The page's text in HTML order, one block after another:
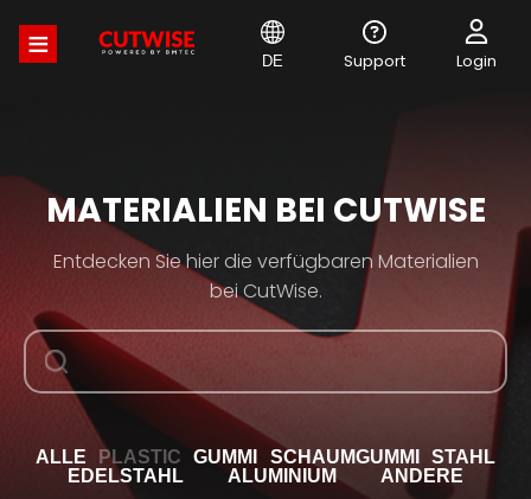
zum
Inhalt
DE Support Login
MATERIALIEN BEI CUTWISE
Entdecken Sie hier die verfügbaren Materialien
bei CutWise.
ALLE PLASTIC GUMMI SCHAUMGUMMI
STAHL
EDELSTAHL
ALUMINIUM ANDERE